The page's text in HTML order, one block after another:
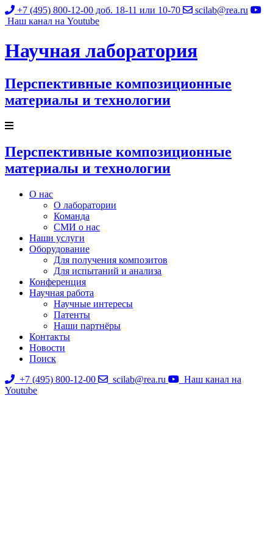
+7 (495) 800-12-00 доб. 18-11 или 10-70
scilab@rea.ru
Наш канал на Youtube
Научная лаборатория
Перспективные композиционные
материалы и технологии
Перспективные композиционные
материалы и технологии
О нас
О лаборатории
Команда
СМИ о нас
Наши услуги
Оборудование
Для получения композитов
Для испытаний и анализа
Конференция
Научная работа
Научные интересы
Патенты
Наши партнёры
Контакты
Новости
Поиск
+7 (495) 800-12-00
scilab@rea.ru
Наш канал на
Youtube